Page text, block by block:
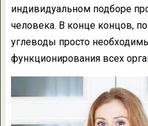
индивидуальном подборе
человека. В конце концов,
углеводы просто
функционирования всех